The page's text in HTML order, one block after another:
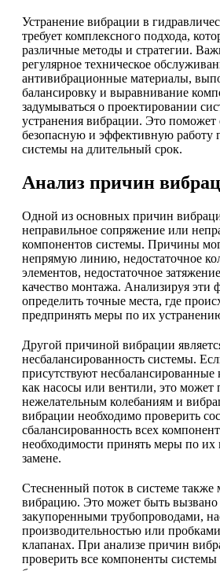
Устранение вибрации в
требует комплексного подхода,
различные методы и стратегии.
регулярное техническое
антивибрационные материалы,
балансировку и выравнивание
задумываться о проектировании
устранения вибрации. Это поможет
безопасную и эффективную работу
системы на длительный срок.
Анализ причин
Одной из основных причин
неправильное сопряжение или
компонентов системы. Причины
непрямую линию, недостаточное
элементов, недостаточное
качество монтажа. Анализируя эти
определить точные места, где
предпринять меры по их
Другой причиной вибрации
несбалансированность системы.
присутствуют
как насосы или вентили, это может
нежелательным колебаниям и
вибрации необходимо проверить
сбалансированность всех
необходимости принять меры по их
замене.
Стесненный поток в системе также
вибрацию. Это может быть
закупоренными трубопроводами,
производительностью или
клапанах. При анализе причин
проверить все компоненты